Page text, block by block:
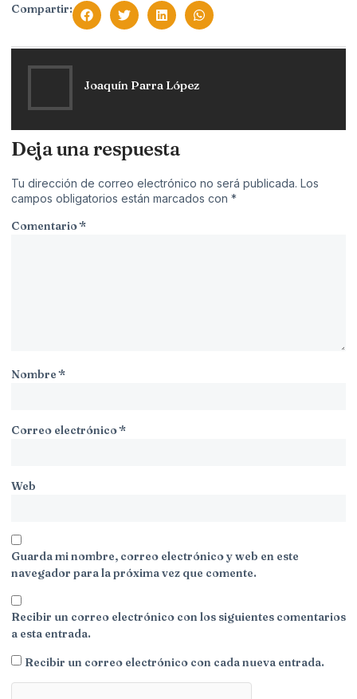
Compartir:
Joaquín Parra López
Deja una respuesta
Tu dirección de correo electrónico no será publicada. Los
campos obligatorios están marcados con *
Comentario*
Nombre*
Correo electrónico*
Web
Guarda mi nombre, correo electrónico y web en este
navegador para la próxima vez que comente.
Recibir un correo electrónico con los siguientes comentarios
a esta entrada.
Recibir un correo electrónico con cada nueva entrada.